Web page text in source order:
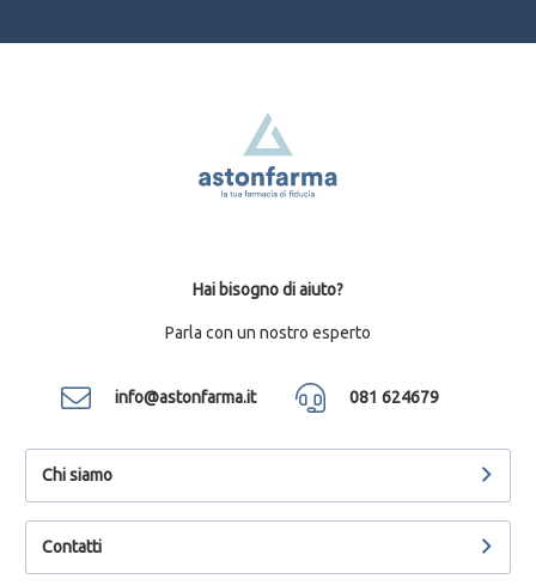
Hai bisogno di aiuto?
Parla con un nostro esperto
info@astonfarma.it 081 624679
Chi siamo
Contatti